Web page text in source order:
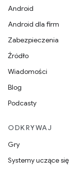
Android
Android dla firm
Zabezpieczenia
Źródło
Wiadomości
Blog
Podcasty
ODKRYWAJ
Gry
Systemy uczące się